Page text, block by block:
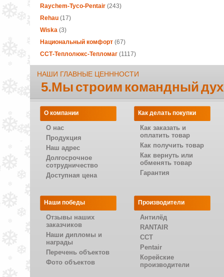
Raychem-Tyco-Pentair (243)
Rehau(17)
Wiska(3)
Национальный комфорт(67)
ССТ-Теплолюкс-Тепломаг(1117)
НАШИ ГЛАВНЫЕ ЦЕНННОСТИ
5.Мы строим командный
О компании
О нас
Продукция
Наш адрес
Долгосрочное
сотрудничество
Доступная цена
Как делать покупки
Как заказать и
оплатить товар
Как получить товар
Как вернуть или
обменять товар
Гарантия
Наши победы
Отзывы наших
заказчиков
Наши дипломы и
награды
Перечень объектов
Фото объектов
Производители
Антилёд
RANTAIR
CCT
Pentair
Корейские
производители